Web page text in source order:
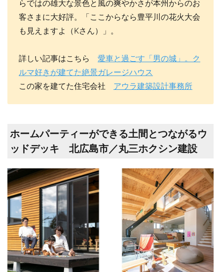
らではの雄大な景色と風の爽やかさが本州からのお
客さまに大好評。「ここからなら豊平川の花火大会
も見えますよ（Kさん）」。
詳しい記事はこちら 愛車と過ごす「男の城」。ク
ルマ好きが建てた絶景ガレージハウス
この家を建てた住宅会社 アウラ建築設計事務所
ホームパーティーができる土間とつながるウ
ッドデッキ 北広島市／丸三ホクシン建設